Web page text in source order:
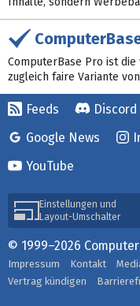
ComputerBase Pro ist
zugleich faire Variante
Feeds Discord
Google News
YouTube
Einstellungen und
Layout-Umschalter
© 1999–2026
Impressum Kontakt
Vertrag kündigen